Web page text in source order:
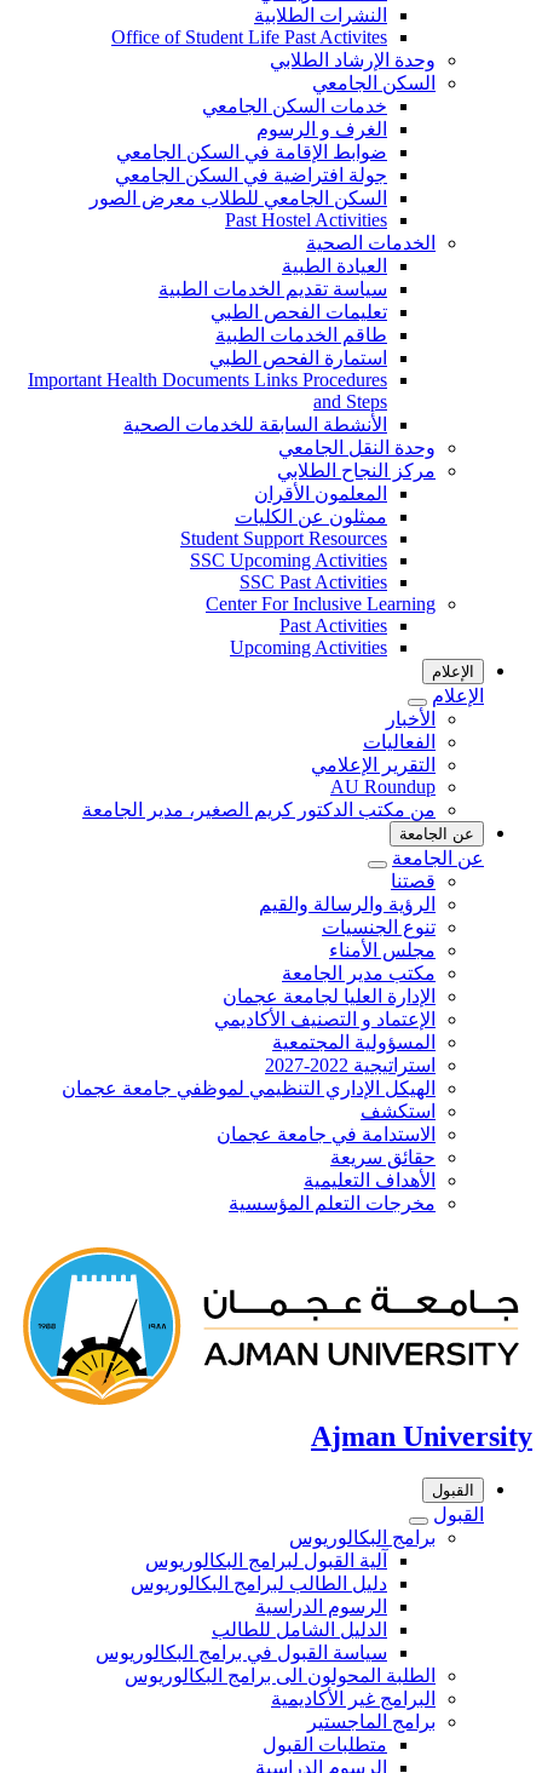
النشرات الطلابية
Office of Student Life Past Activites
وحدة الإرشاد الطلابي
السكن الجامعي
خدمات السكن الجامعي
الغرف و الرسوم
ضوابط الإقامة في السكن الجامعي
جولة افتراضية في السكن الجامعي
السكن الجامعي للطلاب معرض الصور
Past Hostel Activities
الخدمات الصحية
العيادة الطبية
سياسة تقديم الخدمات الطبية
تعليمات الفحص الطبي
طاقم الخدمات الطبية
استمارة الفحص الطبي
Important Health Documents Links Procedures
and Steps
الأنشطة السابقة للخدمات الصحية
وحدة النقل الجامعي
مركز النجاح الطلابي
المعلمون الأقران
ممثلون عن الكليات
Student Support Resources
SSC Upcoming Activities
SSC Past Activities
Center For Inclusive Learning
Past Activities
Upcoming Activities
الإعلام
الإعلام
الأخبار
الفعاليات
التقرير الإعلامي
AU Roundup
من مكتب الدكتور كريم الصغير، مدير الجامعة
عن الجامعة
عن الجامعة
قصتنا
الرؤية والرسالة والقيم
تنوع الجنسيات
مجلس الأمناء
مكتب مدير الجامعة
الإدارة العليا لجامعة عجمان
الإعتماد و التصنيف الأكاديمي
المسؤولية المجتمعية
استراتيجية 2022-2027
الهيكل الإداري التنظيمي لموظفي جامعة عجمان
استكشف
الاستدامة في جامعة عجمان
حقائق سريعة
الأهداف التعليمية
مخرجات التعلم المؤسسية
Ajman University
القبول
القبول
برامج البكالوريوس
آلية القبول لبرامج البكالوريوس
دليل الطالب لبرامج البكالوريوس
الرسوم الدراسية
الدليل الشامل للطالب
سياسة القبول في برامج البكالوريوس
الطلبة المحولون الى برامج البكالوريوس
البرامج غير الأكاديمية
برامج الماجستير
متطلبات القبول
الرسوم الدراسية